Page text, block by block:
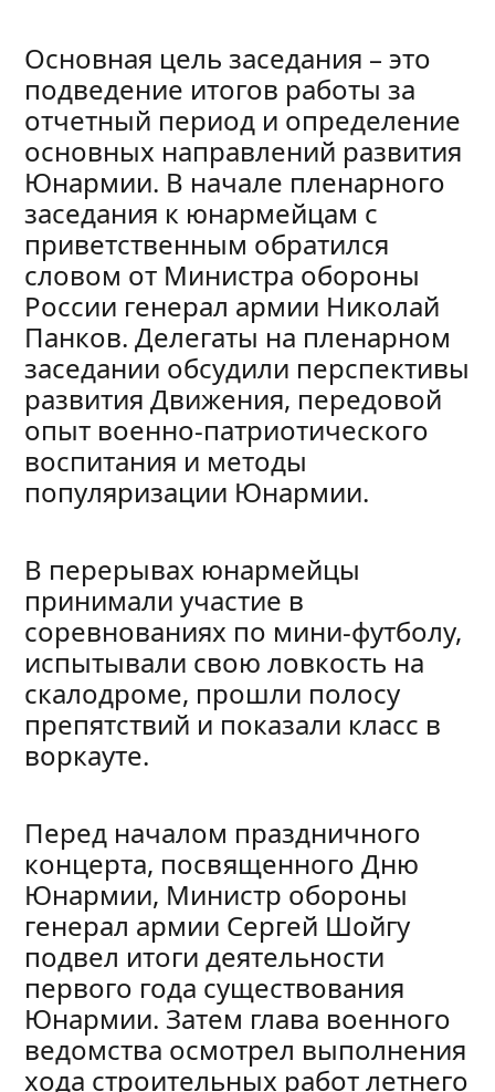
Основная цель заседания – это
подведение итогов работы за
отчетный период и определение
основных направлений развития
Юнармии. В начале пленарного
заседания к юнармейцам с
приветственным обратился
словом от Министра обороны
России генерал армии Николай
Панков. Делегаты на пленарном
заседании обсудили перспективы
развития Движения, передовой
опыт военно-патриотического
воспитания и методы
популяризации Юнармии.
В перерывах юнармейцы
принимали участие в
соревнованиях по мини-футболу,
испытывали свою ловкость на
скалодроме, прошли полосу
препятствий и показали класс в
воркауте.
Перед началом праздничного
концерта, посвященного Дню
Юнармии, Министр обороны
генерал армии Сергей Шойгу
подвел итоги деятельности
первого года существования
Юнармии. Затем глава военного
ведомства осмотрел выполнения
хода строительных работ летнего